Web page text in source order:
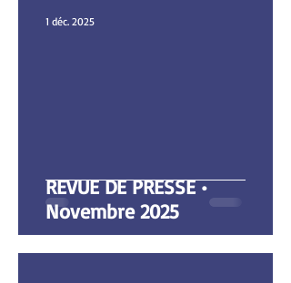
REVUE DE PRESSE •
Novembre 2025
1 déc. 2025